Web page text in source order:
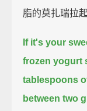
脂的莫扎瑞拉
If it's your
frozen yogurt
tablespoons
between two